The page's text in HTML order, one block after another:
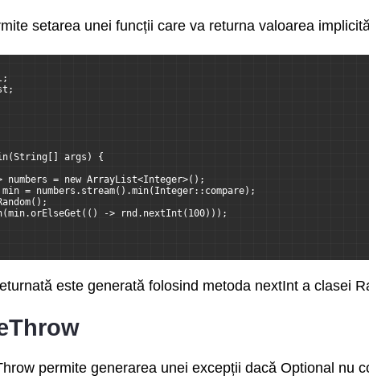
setarea unei funcții care va returna valoarea
args) {
= new ArrayList<Integer>();
= numbers.stream().min(Integer::compare);
-> rnd.nextInt(100)));
este generată folosind metoda nextInt a clasei
permite generarea unei excepții dacă Optional nu